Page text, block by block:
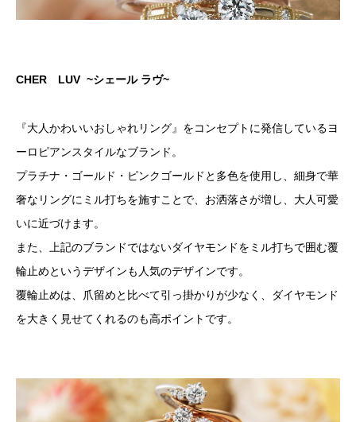
CHER LUV ~シェール ラヴ~
『大人かわいいおしゃれリング』をコンセプトに発信しているヨ
ーロピアンスタイルなブランド。
プラチナ・ゴールド・ピンクゴールドと多色を使用し、細身で華
奢なリングにミル打ちを施すことで、お洒落さが増し、大人可愛
いに近づけます。
また、上記のブランドではないダイヤモンドをミル打ちで囲む覆
輪止めというデザインも人気のデザインです。
覆輪止めは、爪留めと比べて引っ掛かりが少なく、ダイヤモンド
を大きく見せてくれるのも高ポイントです。